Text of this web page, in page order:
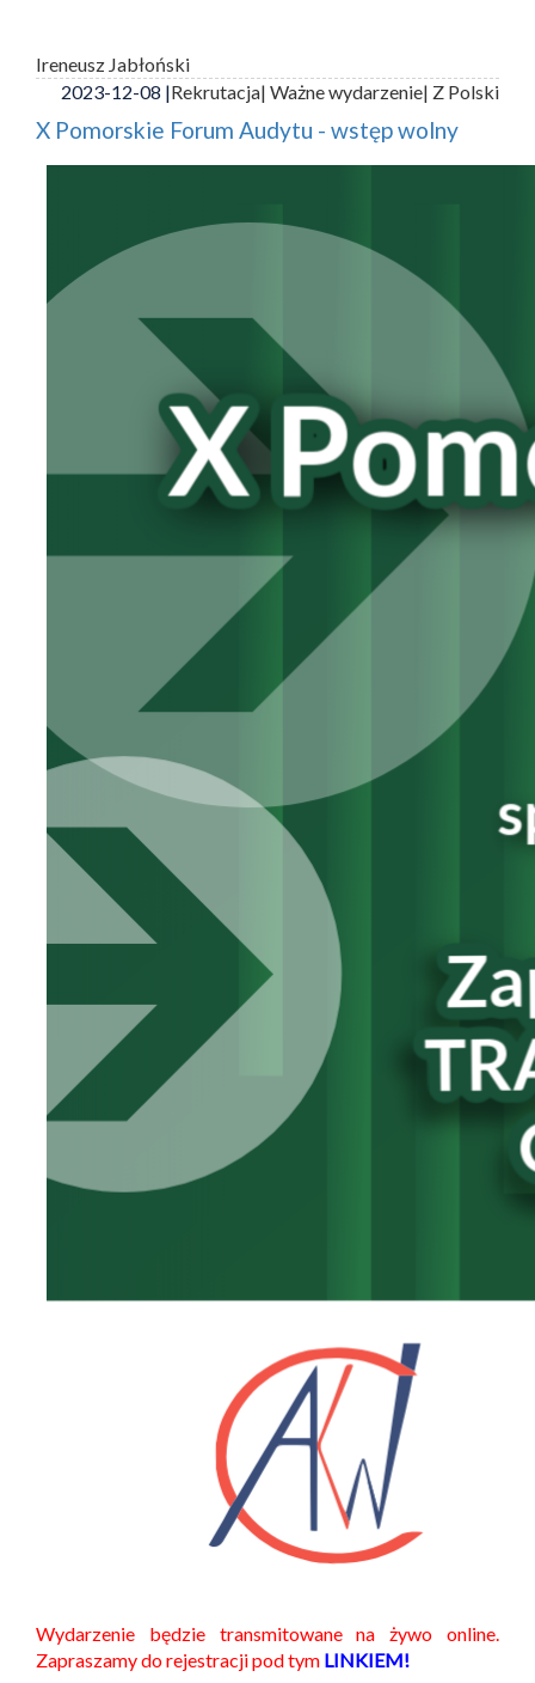
Ireneusz Jabłoński
2023-12-08 |Rekrutacja| Ważne wydarzenie| Z Polski
X Pomorskie Forum Audytu - wstęp wolny
Wydarzenie będzie transmitowane na żywo online.
Zapraszamy do rejestracji pod tym LINKIEM!